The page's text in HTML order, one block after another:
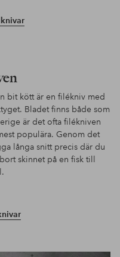
bit kött är en filékniv med
Bladet finns både som
är det ofta filékniven
populära. Genom det
långa snitt precis där du
skinnet på en fisk till